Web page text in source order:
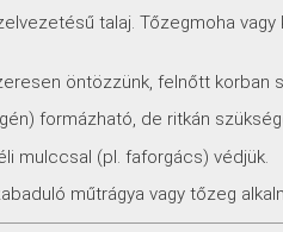
talaj. Tőzegmoha
öntözzünk, felnőtt korban
formázható, de ritkán
mulccsal (pl. faforgács) védjük.
műtrágya vagy tőzeg